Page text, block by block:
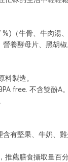
（牛骨、牛肉湯
營養酵母片、黑胡
製造。
free. 不含雙酚A
含有堅果、牛奶、
薦膳食攝取量百分